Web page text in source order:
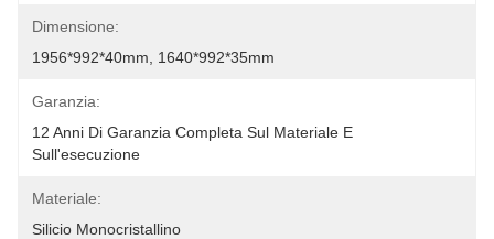
Dimensione:
1956*992*40mm, 1640*992*35mm
Garanzia:
12 Anni Di Garanzia Completa Sul Materiale E
Sull'esecuzione
Materiale:
Silicio Monocristallino